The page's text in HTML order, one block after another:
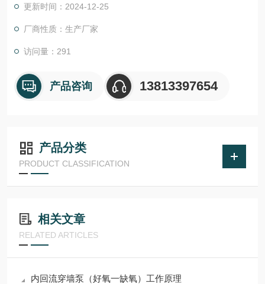
更新时间：2024-12-25
厂商性质：生产厂家
访问量：291
产品咨询 13813397654
产品分类
PRODUCT CLASSIFICATION
相关文章
RELATED ARTICLES
内回流穿墙泵（好氧一缺氧）工作原理